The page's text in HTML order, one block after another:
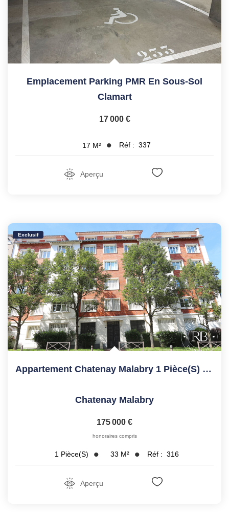
Emplacement Parking PMR En Sous-Sol
Clamart
17 000 €
17 M² Réf : 337
Aperçu
Exclusif
Appartement Chatenay Malabry 1 Pièce(s) 33.15 M2
Chatenay Malabry
175 000 €
honoraires compris
1 Pièce(s) 33 M² Réf : 316
Aperçu